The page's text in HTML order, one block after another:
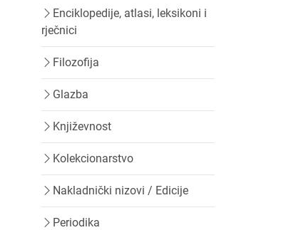
Enciklopedije, atlasi, leksikoni i
rječnici
Filozofija
Glazba
Književnost
Kolekcionarstvo
Nakladnički nizovi / Edicije
Periodika